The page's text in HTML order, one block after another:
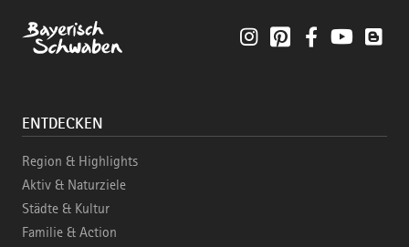
InstagramPinterestFacebookYouTube
ENTDECKEN
Region & Highlights
Aktiv & Naturziele
Städte & Kultur
Familie & Action